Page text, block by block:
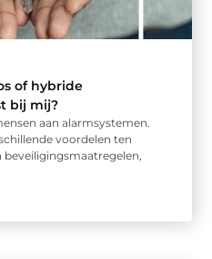
of hybride
bij mij?
aan alarmsystemen.
voordelen ten